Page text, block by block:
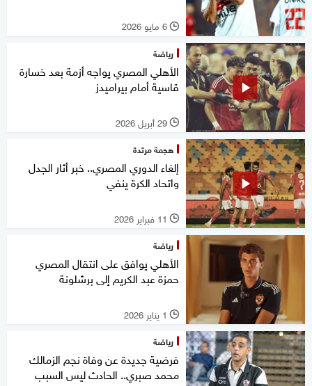
l 6 مايو 2026
رياضة
الأهلي المصري يواجه أزمة بعد خسارة
قاسية أمام بيراميدز
l 29 أبريل 2026
هجمة مرتدة
إلغاء الدوري المصري.. خبر أثار الجدل
واتحاد الكرة ينفي
l 11 فبراير 2026
رياضة
الأهلي يوافق على انتقال المصري
حمزة عبد الكريم إلى برشلونة
l 1 يناير 2026
رياضة
فرضية جديدة عن وفاة نجم الزمالك
محمد صبري.. الحادث ليس السبب